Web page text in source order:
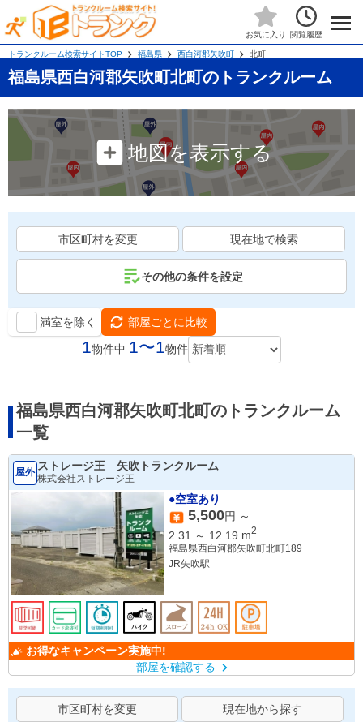
お気に入り 閲覧履歴
トランクルーム検索サイトTOP 福島県 西白河郡矢吹町 北町
福島県西白河郡矢吹町北町のトランクルーム
地図を表示する
市区町村を変更 現在地で検索
その他の条件を設定
満室を除く 部屋ごとに比較
1物件中 1〜1物件
福島県西白河郡矢吹町北町のトランクルーム
一覧
屋外 ストレージ王 矢吹トランクルーム
株式会社ストレージ王
●空室あり
5,500円 ～
2.31
～ 12.19 m2
福島県西白河郡矢吹町北町189
JR矢吹駅
お得なキャンペーン実施中!
部屋を確認する
市区町村を変更 現在地から探す